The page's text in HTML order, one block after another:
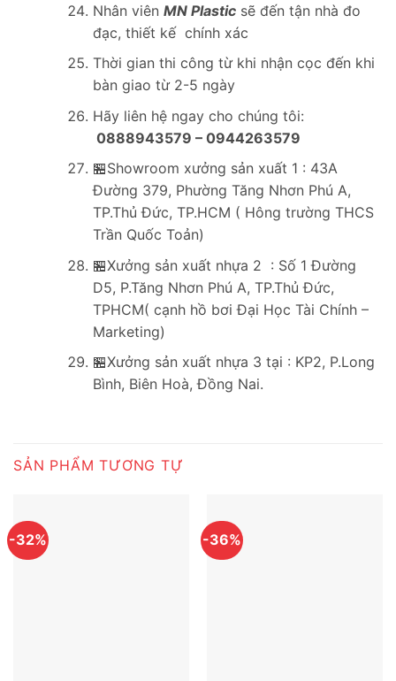
Nhân viên MN Plasticsẽ đến tận nhà đo
đạc, thiết kế chính xác
Thời gian thi công từ khi nhận cọc đến khi
bàn giao từ 2-5 ngày
Hãy liên hệ ngay cho chúng tôi:
0888943579 – 0944263579
🏪Showroom xưởng sản xuất 1 : 43A
Đường 379, Phường Tăng Nhơn Phú A,
TP.Thủ Đức, TP.HCM ( Hông trường THCS
Trần Quốc Toản)
🏪Xưởng sản xuất nhựa 2 : Số 1 Đường
D5, P.Tăng Nhơn Phú A, TP.Thủ Đức,
TPHCM( cạnh hồ bơi Đại Học Tài Chính –
Marketing)
🏪Xưởng sản xuất nhựa 3 tại : KP2, P.Long
Bình, Biên Hoà, Đồng Nai.
SẢN PHẨM TƯƠNG TỰ
-32% -36%